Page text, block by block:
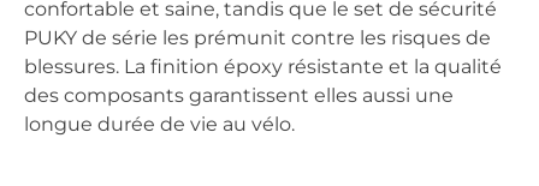
confortable et saine, tandis que le set de sécurité
PUKY de série les prémunit contre les risques de
blessures. La finition époxy résistante et la qualité
des composants garantissent elles aussi une
longue durée de vie au vélo.